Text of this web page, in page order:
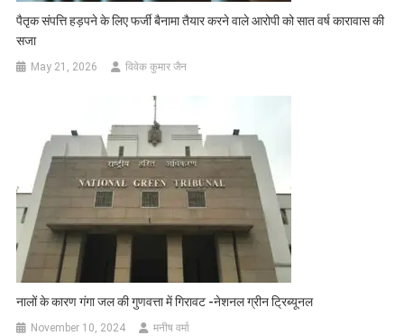
पैतृक संपत्ति हड़पने के लिए फर्जी बैनामा तैयार करने वाले आरोपी को सात वर्ष कारावास की
सजा
May 21, 2026 विवेक कुमार जैन
नालों के कारण गंगा जल की गुणवत्ता में गिरावट -नेशनल ग्रीन ट्रिब्यूनल
November 10, 2024 मनीष वर्मा